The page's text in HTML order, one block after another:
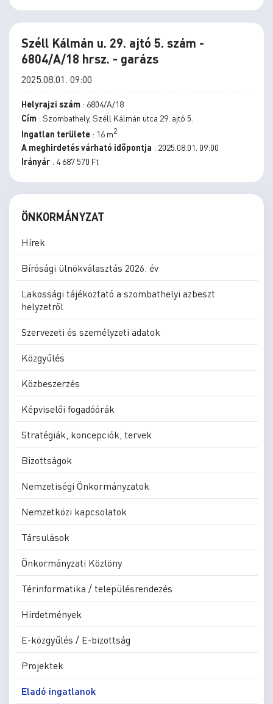
Széll Kálmán u. 29. ajtó 5. szám -
6804/A/18 hrsz. - garázs
2025.08.01. 09:00
Helyrajzi szám : 6804/A/18
Cím : Szombathely, Széll Kálmán utca 29. ajtó 5.
Ingatlan területe : 16 m2
A meghirdetés várható időpontja : 2025.08.01. 09:00
Irányár : 4 687 570 Ft
ÖNKORMÁNYZAT
Hírek
Bírósági ülnökválasztás 2026. év
Lakossági tájékoztató a szombathelyi azbeszt
helyzetről
Szervezeti és személyzeti adatok
Közgyűlés
Közbeszerzés
Képviselői fogadóórák
Stratégiák, koncepciók, tervek
Bizottságok
Nemzetiségi Önkormányzatok
Nemzetközi kapcsolatok
Társulások
Önkormányzati Közlöny
Térinformatika / településrendezés
Hirdetmények
E-közgyűlés / E-bizottság
Projektek
Eladó ingatlanok